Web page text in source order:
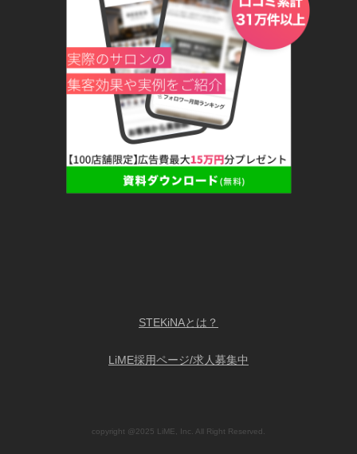
STEKiNAとは？
LiME採用ページ/求人募集中
copyright @2025 LiME, Inc. All Right Reserved.